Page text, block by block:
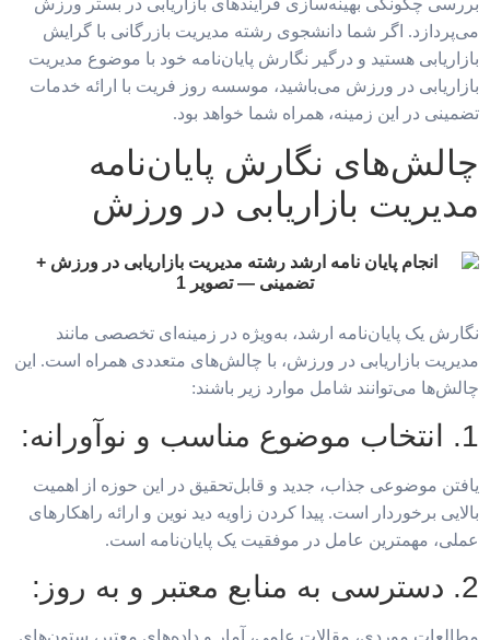
بررسی چگونگی بهینه‌سازی فرآیندهای بازاریابی در بستر ورزش
می‌پردازد. اگر شما دانشجوی رشته مدیریت بازرگانی با گرایش
بازاریابی هستید و درگیر نگارش پایان‌نامه خود با موضوع مدیریت
بازاریابی در ورزش می‌باشید، موسسه روز فریت با ارائه خدمات
تضمینی در این زمینه، همراه شما خواهد بود.
چالش‌های نگارش پایان‌نامه
مدیریت بازاریابی در ورزش
نگارش یک پایان‌نامه ارشد، به‌ویژه در زمینه‌ای تخصصی مانند
مدیریت بازاریابی در ورزش، با چالش‌های متعددی همراه است. این
چالش‌ها می‌توانند شامل موارد زیر باشند:
1. انتخاب موضوع مناسب و نوآورانه:
یافتن موضوعی جذاب، جدید و قابل‌تحقیق در این حوزه از اهمیت
بالایی برخوردار است. پیدا کردن زاویه دید نوین و ارائه راهکارهای
عملی، مهمترین عامل در موفقیت یک پایان‌نامه است.
2. دسترسی به منابع معتبر و به روز: